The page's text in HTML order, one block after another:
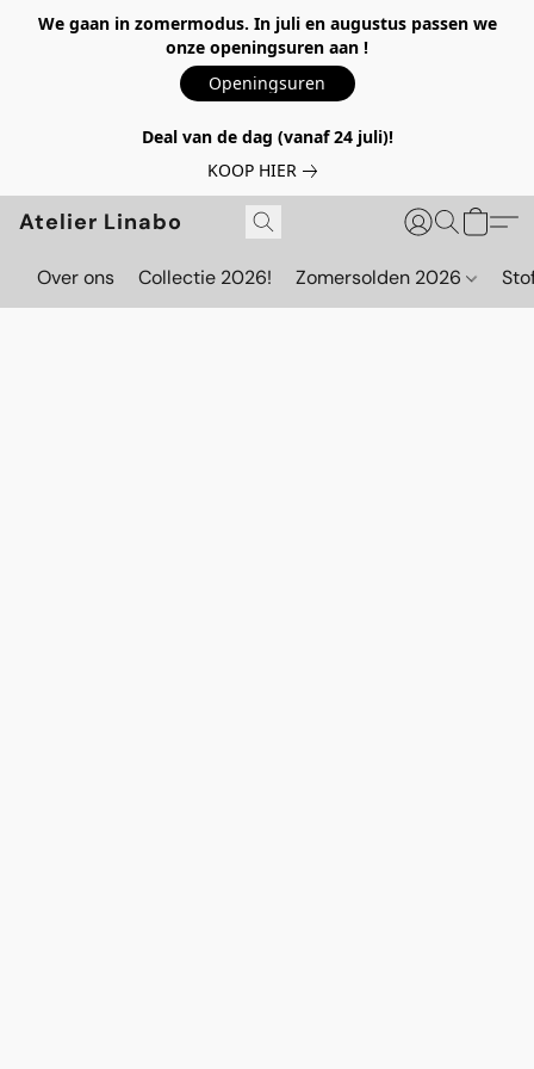
We gaan in zomermodus. In juli en augustus passen we
onze openingsuren aan !
Openingsuren
Deal van de dag (vanaf 24 juli)!
KOOP HIER
Atelier Linabo
Over ons Collectie 2026! Zomersolden 2026